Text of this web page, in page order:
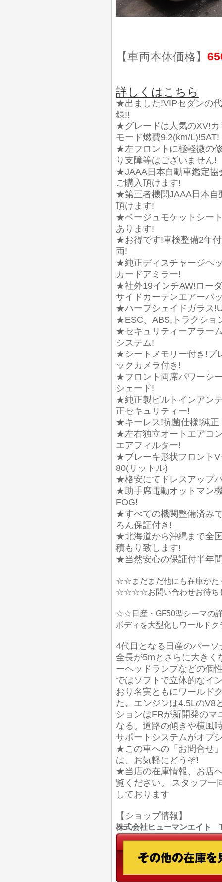
【車両本体価格】
詳しくはこちら
★出ました!VIPセダンの
録!!
★グレードは人気のXV!カ
モード燃費9.2(km/L)!5AT!
★左フロントに極軽微の
り支障等はございません!
★JAAA日本自動車鑑定協
ご購入頂けます!
★第三者機関JAAA日本自
頂けます!
★ベージュモケットシー
あります!
★お得です!車検整備2年
両!
★純正ディスチャージヘ
カードアミラー!
★社外19インチAW!ロー
サイドカーテンエアーバ
★ハーフシェイドガラス
★ESC、ABS,トラクショ
★セキュリティーアラー
システム!
★シートメモリー付き!ブ
ックカメラ付き!
★フロント両席パワーシ
シェード!
★純正製ビルトインアン
正セキュリティー!
★キーレス!抗菌仕様!純正
★左右独立オートエアコ
エアフィルター!
★ブレーキ形状フロントV
80(リットル)
★格安にてドレスアップ
★助手席電動オットマン
FOG!
★すべての機関整備済み
ろん保証付き!
★北海道から沖縄まで全
積もり致します!
★当然安心の保証付半年
☆☆まだまだ他にも在庫が
☆☆☆☆お問い合わせお待
☆☆日産・GF50型シーマの
ボディを大型化しワールドク
4代目となる日産のパー
全長が5mとさらに大きく
ーヘッドランプなどの個
ではソフトで立体的なイ
おり名実ともにワールド
た。エンジンは4.5LのV8
ションはFRが新開発のマ
なる。道路の傾きや横風
サポートシステムがオプ
★この車への「お問合せ
は、お気軽にどうぞ!
★当店の在庫情報、お店
覧ください。 スタッフ一
しております
【ショップ情報】
株式会社ヒューマンエイト